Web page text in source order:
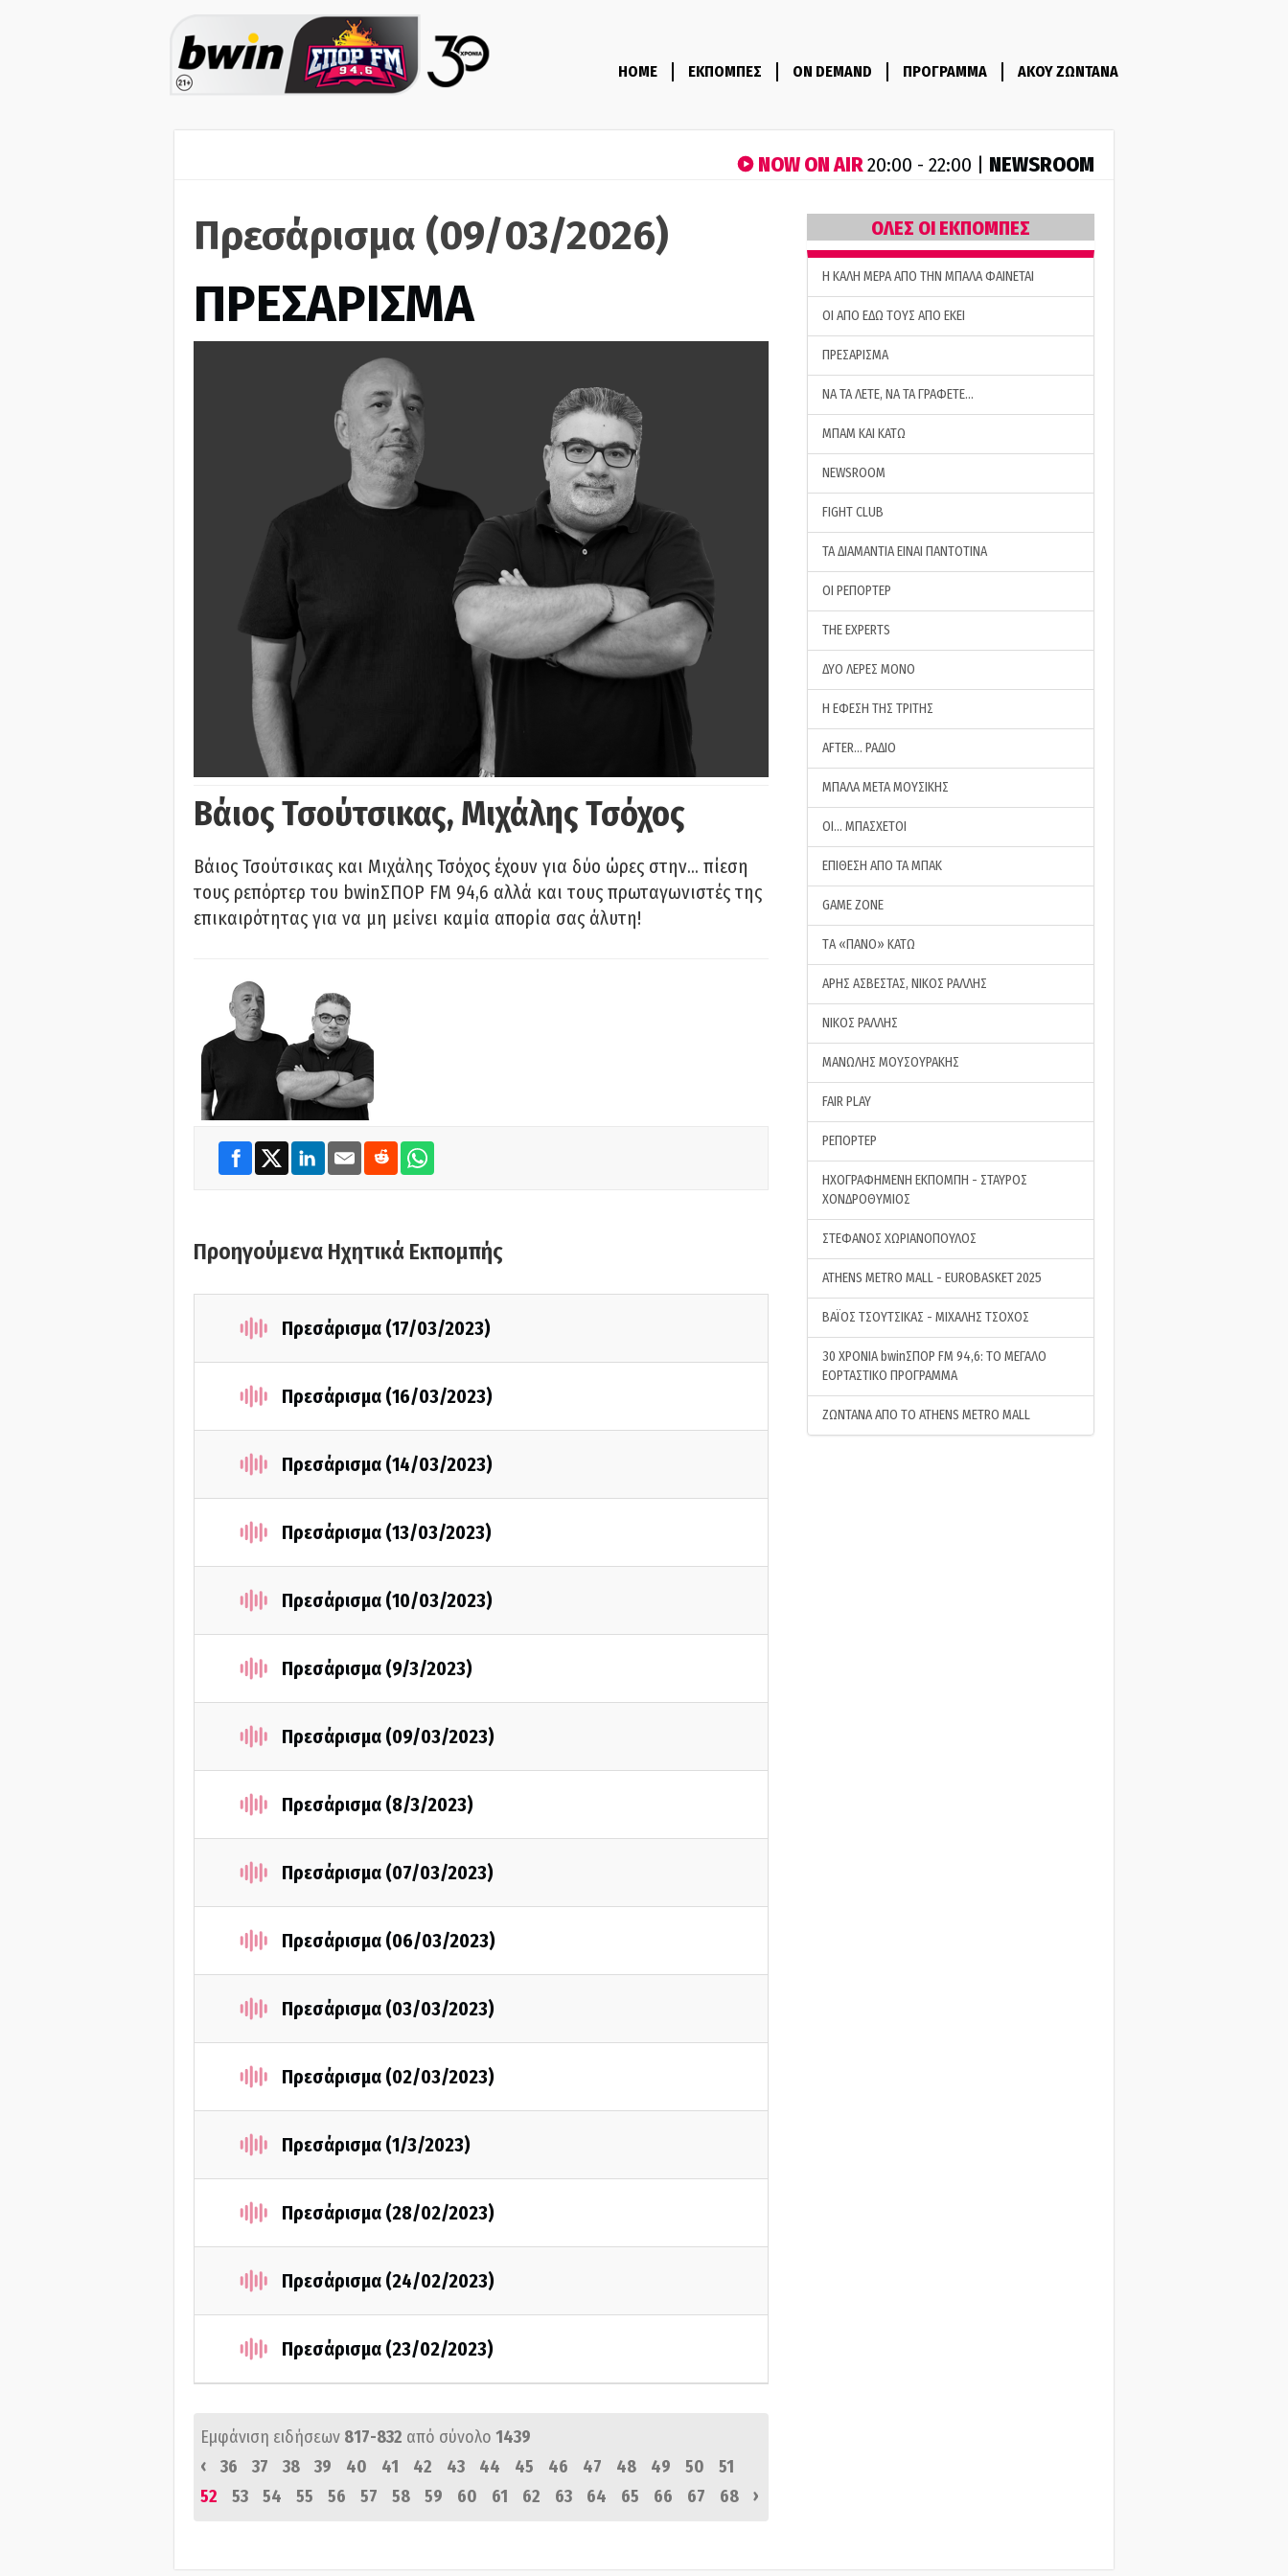
HOME ΕΚΠΟΜΠΕΣ ON DEMAND ΠΡΟΓΡΑΜΜΑ ΑΚΟΥ ΖΩΝΤΑΝΑ
NOW ON AIR20:00 - 22:00 | NEWSROOM
Πρεσάρισμα (09/03/2026)
ΠΡΕΣΑΡΙΣΜΑ
Βάιος Τσούτσικας, Μιχάλης Τσόχος
Βάιος Τσούτσικας και Μιχάλης Τσόχος έχουν για δύο ώρες στην… πίεση
τους ρεπόρτερ του bwinΣΠΟΡ FM 94,6 αλλά και τους πρωταγωνιστές της
επικαιρότητας για να μη μείνει καμία απορία σας άλυτη!
Προηγούμενα Ηχητικά Εκπομπής
Πρεσάρισμα (17/03/2023)
Πρεσάρισμα (16/03/2023)
Πρεσάρισμα (14/03/2023)
Πρεσάρισμα (13/03/2023)
Πρεσάρισμα (10/03/2023)
Πρεσάρισμα (9/3/2023)
Πρεσάρισμα (09/03/2023)
Πρεσάρισμα (8/3/2023)
Πρεσάρισμα (07/03/2023)
Πρεσάρισμα (06/03/2023)
Πρεσάρισμα (03/03/2023)
Πρεσάρισμα (02/03/2023)
Πρεσάρισμα (1/3/2023)
Πρεσάρισμα (28/02/2023)
Πρεσάρισμα (24/02/2023)
Πρεσάρισμα (23/02/2023)
Εμφάνιση ειδήσεων 817-832 από σύνολο 1439
‹
36 37 38 39 40 41 42 43 44 45 46 47 48 49 50
51
52
53 54 55 56 57 58 59 60 61 62 63 64 65 66 67 68 ›
ΟΛΕΣ ΟΙ ΕΚΠΟΜΠΕΣ
H ΚΑΛΗ ΜΕΡΑ ΑΠΟ ΤΗΝ ΜΠΑΛΑ ΦΑΙΝΕΤΑΙ
ΟΙ ΑΠΟ ΕΔΩ ΤΟΥΣ ΑΠΟ ΕΚΕΙ
ΠΡΕΣΑΡΙΣΜΑ
ΝΑ ΤΑ ΛΕΤΕ, ΝΑ ΤΑ ΓΡΑΦΕΤΕ…
ΜΠΑΜ ΚΑΙ ΚΑΤΩ
NEWSROOM
FIGHT CLUB
ΤΑ ΔΙΑΜΑΝΤΙΑ ΕΙΝΑΙ ΠΑΝΤΟΤΙΝΑ
ΟΙ ΡΕΠΟΡΤΕΡ
THE EXPERTS
ΔΥΟ ΛΕΡΕΣ ΜΟΝΟ
Η ΕΦΕΣΗ ΤΗΣ ΤΡΙΤΗΣ
AFTER… ΡΑΔΙΟ
ΜΠΑΛΑ ΜΕΤΑ ΜΟΥΣΙΚΗΣ
ΟΙ… ΜΠΑΣΧΕΤΟΙ
ΕΠΙΘΕΣΗ ΑΠΟ ΤΑ ΜΠΑΚ
GAME ZONE
ΤA «ΠΑΝΟ» ΚΑΤΩ
ΑΡΗΣ ΑΣΒΕΣΤΑΣ, ΝΙΚΟΣ ΡΑΛΛΗΣ
ΝΙΚΟΣ ΡΑΛΛΗΣ
ΜΑΝΩΛΗΣ ΜΟΥΣΟΥΡΑΚΗΣ
FAIR PLAY
ΡΕΠΟΡΤΕΡ
ΗΧΟΓΡΑΦΗΜΕΝΗ ΕΚΠΟΜΠΗ - ΣΤΑΥΡΟΣ
ΧΟΝΔΡΟΘΥΜΙΟΣ
ΣΤΕΦΑΝΟΣ ΧΩΡΙΑΝΟΠΟΥΛΟΣ
ATHENS METRO MALL - EUROBASKET 2025
ΒΑΪΟΣ ΤΣΟΥΤΣΙΚΑΣ - ΜΙΧΑΛΗΣ ΤΣΟΧΟΣ
30 ΧΡΟΝΙΑ bwinΣΠΟΡ FM 94,6: ΤΟ ΜΕΓΑΛΟ
ΕΟΡΤΑΣΤΙΚΟ ΠΡΟΓΡΑΜΜΑ
ΖΩΝΤΑΝΑ ΑΠΟ ΤΟ ATHENS METRO MALL